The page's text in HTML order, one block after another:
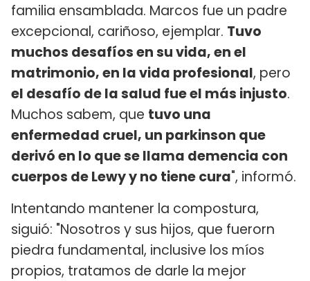
familia ensamblada. Marcos fue un padre
excepcional, cariñoso, ejemplar. Tuvo
muchos desafíos en su vida, en el
matrimonio, en la vida profesional, pero
el desafío de la salud fue el más injusto.
Muchos sabem, que tuvo una
enfermedad cruel, un parkinson que
derivó en lo que se llama demencia con
cuerpos de Lewy y no tiene cura", informó.
Intentando mantener la compostura,
siguió: "Nosotros y sus hijos, que fuerorn
piedra fundamental, inclusive los míos
propios, tratamos de darle la mejor